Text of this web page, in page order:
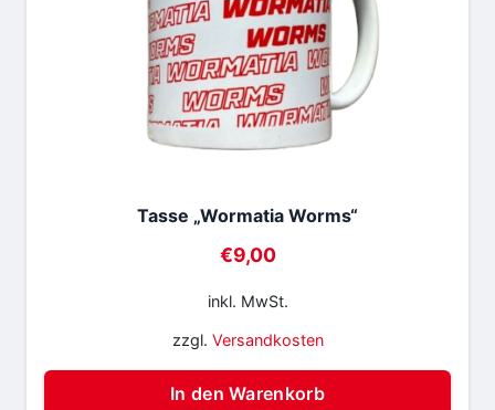
Tasse „Wormatia Worms“
€9,00
inkl. MwSt.
zzgl. Versandkosten
In den Warenkorb